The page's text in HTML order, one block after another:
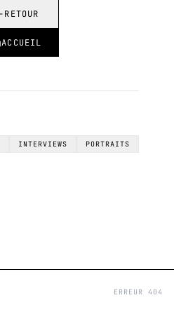
RETOUR
ACCUEIL
INTERVIEWS PORTRAITS
ERREUR 404